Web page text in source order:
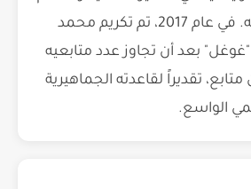
في ترسيخ نجوميته. في عام 2017، تم تكريم محمد
بعد أن تجاوز عدد متابعيه
تقديراً لقاعدته الجماهيرية
الواسع.